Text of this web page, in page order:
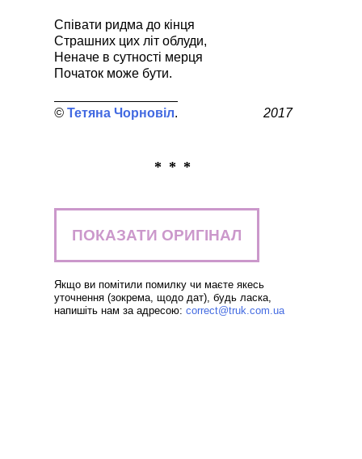
Співати ридма до кінця
Страшних цих літ облуди,
Неначе в сутності мерця
Початок може бути.
Тетяна Чорновіл 2017
* * *
ПОКАЗАТИ ОРИГІНАЛ
Якщо ви помітили помилку чи маєте якесь
уточнення (зокрема, щодо дат), будь ласка,
напишіть нам за адресою: correct@truk.com.ua